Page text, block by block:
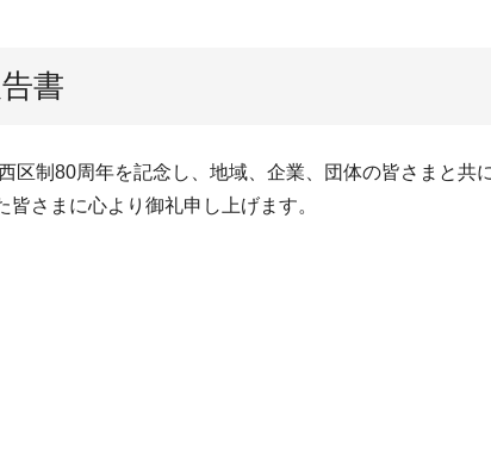
書
区制80周年を記念し、地域、企業、団体の皆さまと共
皆さまに心より御礼申し上げます。